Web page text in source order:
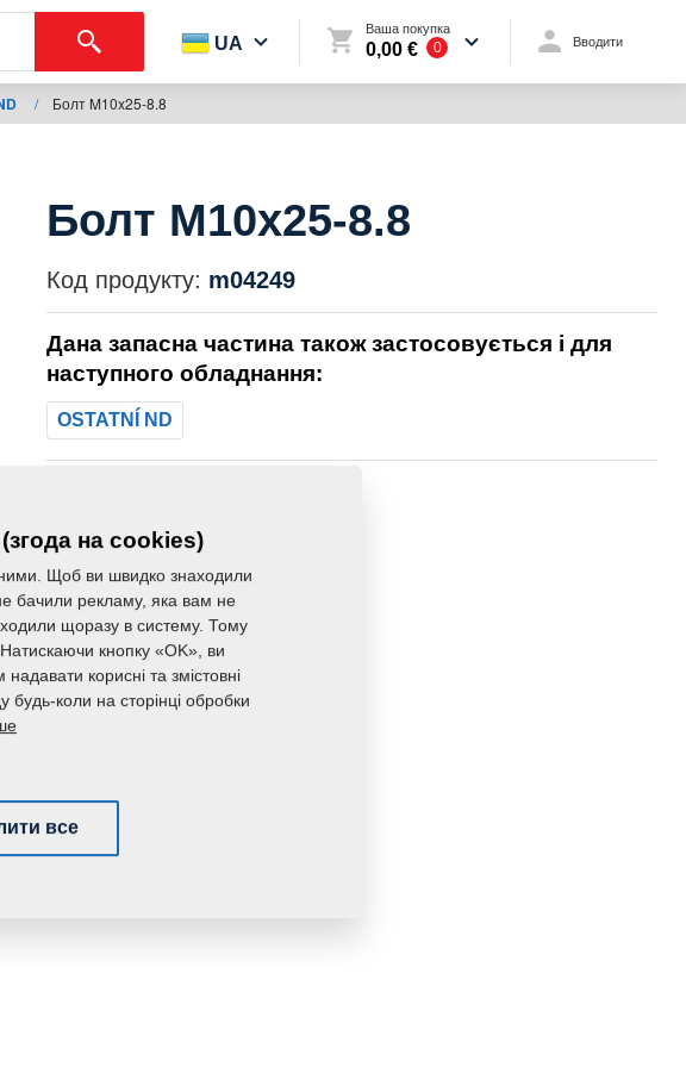
UA
Ваша покупка
0,00 € 0 Вводити
/ Болт M10x25-8.8
Болт M10x25-8.8
Код продукту: m04249
Дана запасна частина також застосовується і для
наступного обладнання:
OSTATNÍ ND
на cookies)
Щоб ви швидко знаходили
бачили рекламу, яка вам не
щоразу в систему. Тому
кнопку «OK», ви
корисні та змістовні
коли на сторінці обробки
все